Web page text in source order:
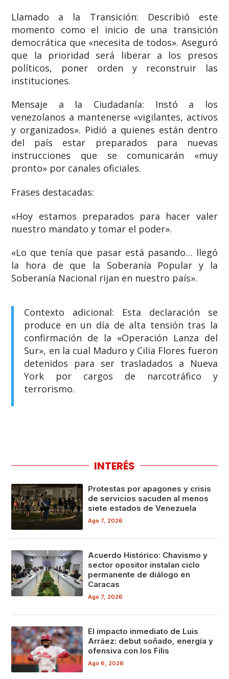
Llamado a la Transición: Describió este
momento como el inicio de una transición
democrática que «necesita de todos». Aseguró
que la prioridad será liberar a los presos
políticos, poner orden y reconstruir las
instituciones.
Mensaje a la Ciudadanía: Instó a los
venezolanos a mantenerse «vigilantes, activos
y organizados». Pidió a quienes están dentro
del país estar preparados para nuevas
instrucciones que se comunicarán «muy
pronto» por canales oficiales.
Frases destacadas:
«Hoy estamos preparados para hacer valer
nuestro mandato y tomar el poder».
«Lo que tenía que pasar está pasando… llegó
la hora de que la Soberanía Popular y la
Soberanía Nacional rijan en nuestro país».
Contexto adicional: Esta declaración se
produce en un día de alta tensión tras la
confirmación de la «Operación Lanza del
Sur», en la cual Maduro y Cilia Flores fueron
detenidos para ser trasladados a Nueva
York por cargos de narcotráfico y
terrorismo.
INTERÉS
Protestas por apagones y crisis
de servicios sacuden al menos
siete estados de Venezuela
Ago 7, 2026
Acuerdo Histórico: Chavismo y
sector opositor instalan ciclo
permanente de diálogo en
Caracas
Ago 7, 2026
El impacto inmediato de Luis
Arráez: debut soñado, energía y
ofensiva con los Filis
Ago 6, 2026